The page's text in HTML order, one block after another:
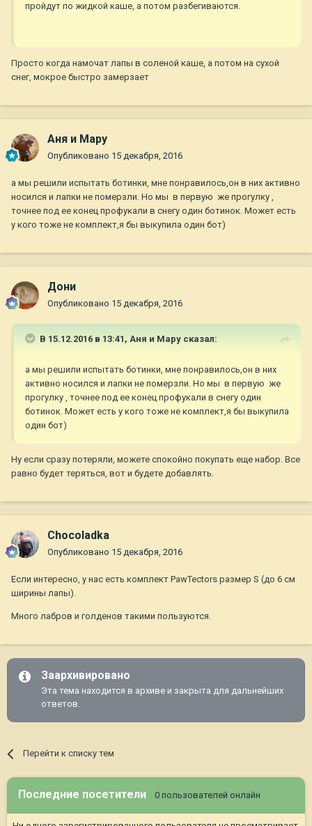
пройдут по жидкой каше, а потом разбегиваются.
Просто когда намочат лапы в соленой каше, а потом на сухой
снег, мокрое быстро замерзает
Аня и Мару
Опубликовано 15 декабря, 2016
а мы решили испытать ботинки, мне понравилось,он в них активно
носился и лапки не померзли. Но мы в первую же прогулку ,
точнее под ее конец профукали в снегу один ботинок. Может есть
у кого тоже не комплект,я бы выкупила один бот)
Дони
Опубликовано 15 декабря, 2016
В 15.12.2016 в 13:41, Аня и Мару сказал:
а мы решили испытать ботинки, мне понравилось,он в них
активно носился и лапки не померзли. Но мы в первую же
прогулку , точнее под ее конец профукали в снегу один
ботинок. Может есть у кого тоже не комплект,я бы выкупила
один бот)
Ну если сразу потеряли, можете спокойно покупать еще набор. Все
равно будет теряться, вот и будете добавлять.
Chocoladka
Опубликовано 15 декабря, 2016
Если интересно, у нас есть комплект PawTectors размер S (до 6 см
ширины лапы).
Много лабров и голденов такими пользуются.
Заархивировано
Эта тема находится в архиве и закрыта для дальнейших
ответов.
Перейти к списку тем
Последние посетители 0 пользователей онлайн